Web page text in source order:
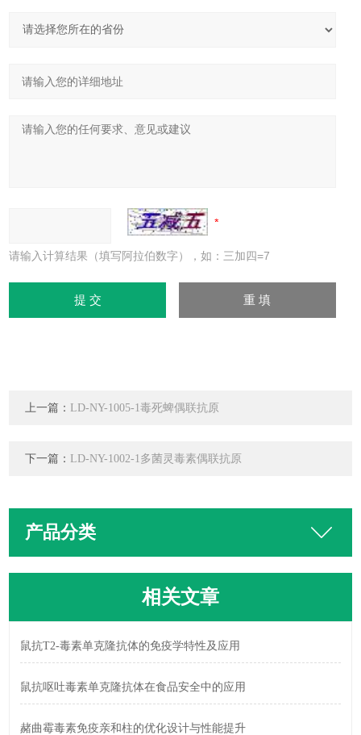
请输入计算结果（填写阿拉伯数字），如：三加四=7
上一篇： LD-NY-1005-1毒死蜱偶联抗原
下一篇： LD-NY-1002-1多菌灵毒素偶联抗原
产品分类
相关文章
鼠抗T2-毒素单克隆抗体的免疫学特性及应用
鼠抗呕吐毒素单克隆抗体在食品安全中的应用
赭曲霉毒素免疫亲和柱的优化设计与性能提升